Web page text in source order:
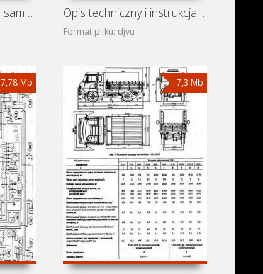
Schematy elektryczne samochodu Dodge Ram Van B250 (Dodge Opis techniczny i instrukcja obsługi samochodów UAZ-451M,
Format pliku: djvu
7,78 Mb 7,3 Mb